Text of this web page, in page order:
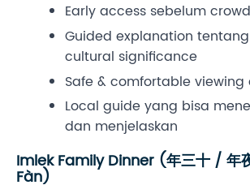
Early access sebelum
Guided explanation
cultural significance
Safe & comfortable viewing
Local guide yang bisa
dan menjelaskan
Imlek Family Dinner (年三十 / 年
Fàn)